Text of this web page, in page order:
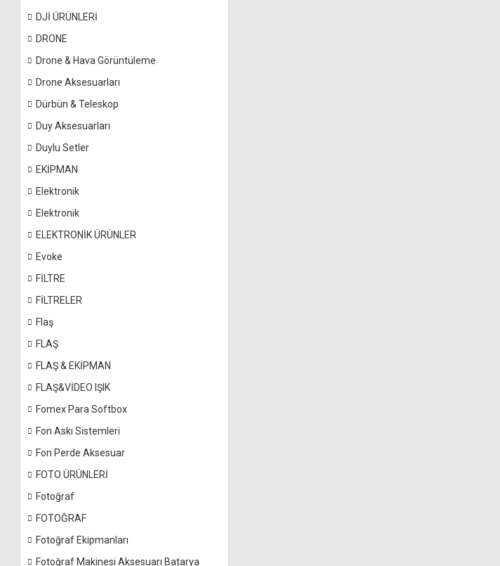
DJİ ÜRÜNLERİ
DRONE
Drone & Hava Görüntüleme
Drone Aksesuarları
Dürbün & Teleskop
Duy Aksesuarları
Duylu Setler
EKİPMAN
Elektronik
Elektronik
ELEKTRONİK ÜRÜNLER
Evoke
FİLTRE
FİLTRELER
Flaş
FLAŞ
FLAŞ & EKİPMAN
FLAŞ&VİDEO IŞIK
Fomex Para Softbox
Fon Askı Sistemleri
Fon Perde Aksesuar
FOTO ÜRÜNLERİ
Fotoğraf
FOTOĞRAF
Fotoğraf Ekipmanları
Fotoğraf Makinesi Aksesuarı Batarya